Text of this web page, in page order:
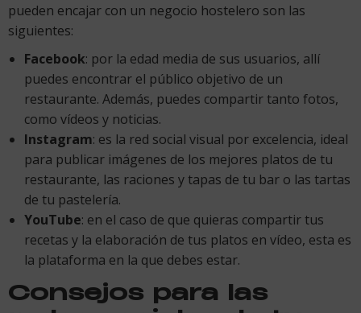
pueden encajar con un negocio hostelero son las
siguientes:
Facebook: por la edad media de sus usuarios, allí
puedes encontrar el público objetivo de un
restaurante. Además, puedes compartir tanto fotos,
como vídeos y noticias.
Instagram: es la red social visual por excelencia, ideal
para publicar imágenes de los mejores platos de tu
restaurante, las raciones y tapas de tu bar o las tartas
de tu pastelería.
YouTube: en el caso de que quieras compartir tus
recetas y la elaboración de tus platos en vídeo, esta es
la plataforma en la que debes estar.
Consejos para las